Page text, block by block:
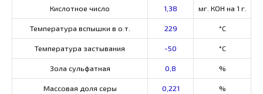
Кислотное число 1,38 мг. КОН на 1 г.
Температура вспышки в о.т. 229 °C
Температура застывания -50 °C
Зола сульфатная 0,8 %
Массовая доля серы 0,221 %